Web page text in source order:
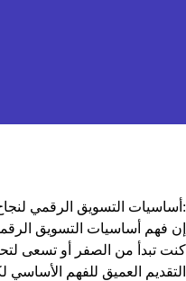
أساسيات التسويق الرقمي لنجاح أعمالك:
إن فهم أساسيات التسويق
كنت تبدأ من الصفر أو تسعى
التقديم العميق للفهم الأساسي